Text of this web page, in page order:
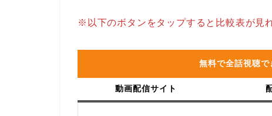
※以下のボタンをタップすると比較表が見
無料で全話視聴で
動画配信サイト